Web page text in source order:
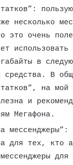
несколько
это очень
использовать
в
средства. В
на мой
и
Мегафона.
мессенджеры”:
для тех, кто
для